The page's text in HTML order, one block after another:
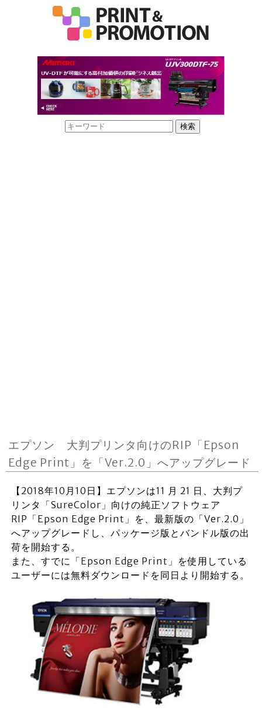
エプソン 大判プリンタ向けのRIP「Epson
Edge Print」を「Ver.2.0」へアップグレード
【2018年10月10日】エプソンは11 月 21 日、大判プ
リンタ「SureColor」向けの純正ソフトウェア
RIP「Epson Edge Print」を、最新版の「Ver.2.0」
へアップグレードし、パッケージ版とバンドル版の出
荷を開始する。
また、すでに「Epson Edge Print」を使用している
ユーザーには無料ダウンロードを同日より開始する。